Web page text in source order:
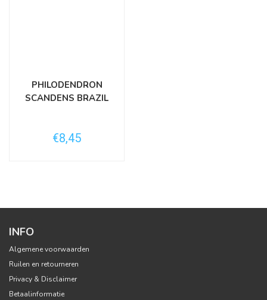
PHILODENDRON
SCANDENS BRAZIL
€8,45
INFO
Algemene voorwaarden
Ruilen en retourneren
Privacy & Disclaimer
Betaalinformatie